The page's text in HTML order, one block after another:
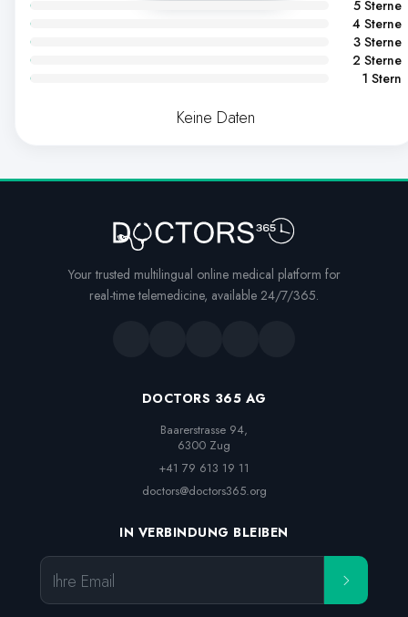
5 Sterne
4 Sterne
3 Sterne
2 Sterne
1 Stern
Keine Daten
Your trusted multilingual online medical platform for
real-time telemedicine, available 24/7/365.
DOCTORS 365 AG
Baarerstrasse 94,
6300 Zug
+41 79 613 19 11
doctors@doctors365.org
IN VERBINDUNG BLEIBEN
Ihre Email